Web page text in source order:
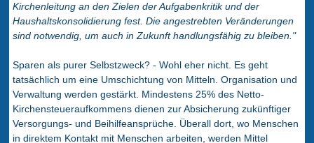
Kirchenleitung an den Zielen der Aufgabenkritik und der
Haushaltskonsolidierung fest. Die angestrebten Veränderungen
sind notwendig, um auch in Zukunft handlungsfähig zu bleiben."
Sparen als purer Selbstzweck? - Wohl eher nicht. Es geht
tatsächlich um eine Umschichtung von Mitteln. Organisation und
Verwaltung werden gestärkt. Mindestens 25% des Netto-
Kirchensteueraufkommens dienen zur Absicherung zukünftiger
Versorgungs- und Beihilfeansprüche. Überall dort, wo Menschen
in direktem Kontakt mit Menschen arbeiten, werden Mittel